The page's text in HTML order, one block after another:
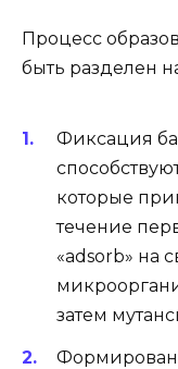
Процесс
быть разделен
Фиксация
которые
течение
«adsorb» на
затем